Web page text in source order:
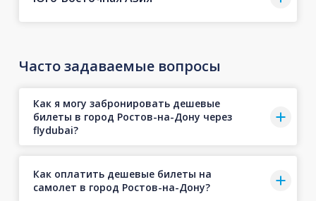
Часто задаваемые вопросы
Как я могу забронировать дешевые
билеты в город Ростов-на-Дону через
flydubai?
Как оплатить дешевые билеты на
самолет в город Ростов-на-Дону?